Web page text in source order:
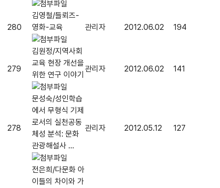
280
김영철/들뢰즈-
영화-교육
관리자 2012.06.02 194
279
김원정/지역사회
교육 현장 개선을
위한 연구 이야기
관리자 2012.06.02 141
278
문성숙/성인학습
에서 무형식 기제
로서의 실천공동
체성 분석: 문화
관광해설사 ...
관리자 2012.05.12 127
전은희/다문화 아
이들의 차이와 가